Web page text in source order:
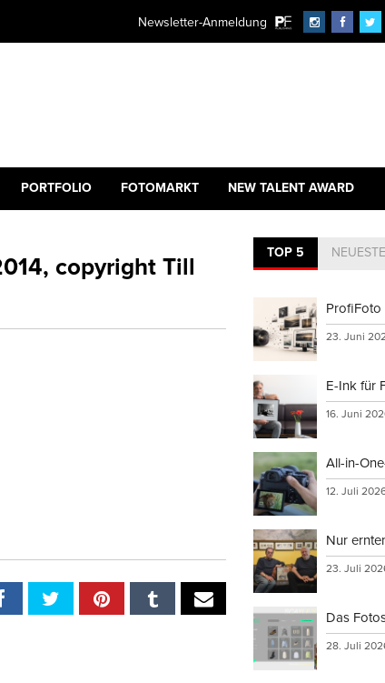
Newsletter-Anmeldung
PORTFOLIO FOTOMARKT NEW TALENT AWARD
copyright Till
TOP 5 NEUESTE
ProfiFoto
23. Juni
E-Ink für
16. Juni
All-in-
12. Juli
Nur
23. Juli
Das
28. Juli